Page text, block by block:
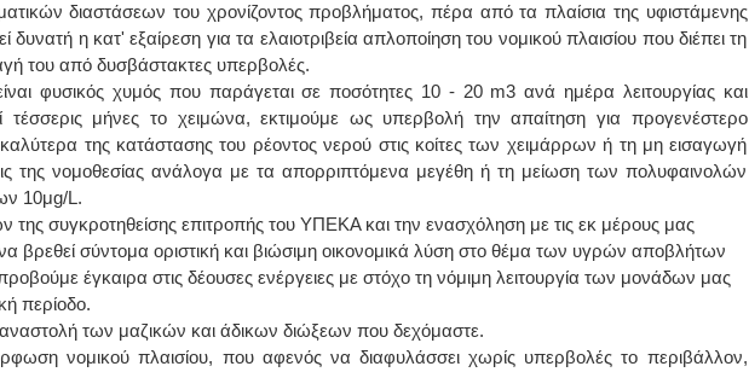
διαστάσεων του χρονίζοντος προβλήματος, πέρα από τα πλαίσια της υφιστάμενης
δυνατή η κατ' εξαίρεση για τα ελαιοτριβεία απλοποίηση του νομικού πλαισίου που διέπει τη
του από δυσβάστακτες υπερβολές.
φυσικός χυμός που παράγεται σε ποσότητες 10 - 20 m3 ανά ημέρα λειτουργίας και
τέσσερις μήνες το χειμώνα, εκτιμούμε ως υπερβολή την απαίτηση για προγενέστερο
της κατάστασης του ρέοντος νερού στις κοίτες των χειμάρρων ή τη μη εισαγωγή
της νομοθεσίας ανάλογα με τα απορριπτόμενα μεγέθη ή τη μείωση των πολυφαινολών
10μg/L.
της συγκροτηθείσης επιτροπής του ΥΠΕΚΑ και την ενασχόληση με τις εκ μέρους μας
να βρεθεί σύντομα οριστική και βιώσιμη οικονομικά λύση στο θέμα των υγρών αποβλήτων
έγκαιρα στις δέουσες ενέργειες με στόχο τη νόμιμη λειτουργία των μονάδων μας
περίοδο.
των μαζικών και άδικων διώξεων που δεχόμαστε.
νομικού πλαισίου, που αφενός να διαφυλάσσει χωρίς υπερβολές το περιβάλλον,